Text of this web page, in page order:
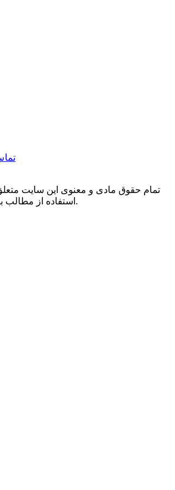
تمام حقوق مادی و معنوی این سایت
استفاده از مطالب با ذکر منبع بلامانع است.